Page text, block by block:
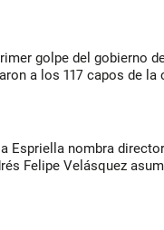
golpe del gobierno
a los 117 capos de la
Espriella nombra
Felipe Velásquez